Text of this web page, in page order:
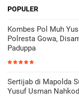
POPULER
Kombes Pol Muh
Polresta Gowa,
Paduppa
Sertijab di Mapolda
Yusuf Usman